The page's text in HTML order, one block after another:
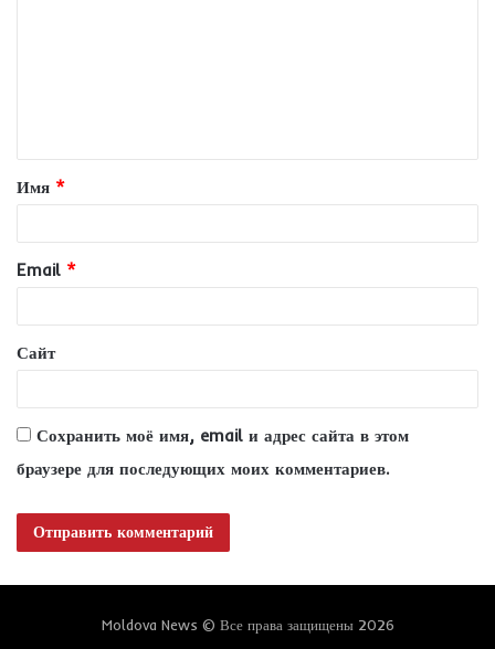
т
а
и
й
*
Имя *
Email *
Сайт
Сохранить моё имя, email и адрес сайта в этом
браузере для последующих моих комментариев.
Moldova News © Все права защищены 2026